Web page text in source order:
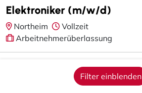
Filter einblenden
Elektroniker (m/w/d)
Northeim
Vollzeit
Arbeitnehmerüberlassung
Servicetechniker (m/w/d)
Vollzeit